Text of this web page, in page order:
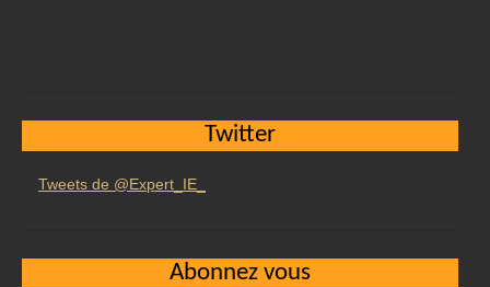
Twitter
Tweets de @Expert_IE_
Abonnez vous